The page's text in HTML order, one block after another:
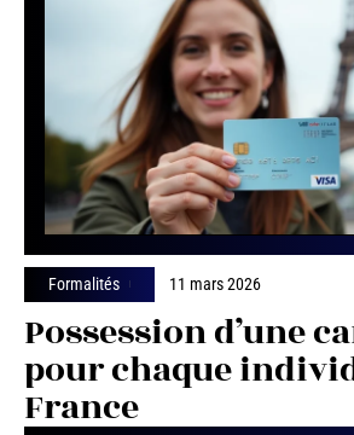
Formalités 11 mars 2026
Possession d’une
pour chaque
France